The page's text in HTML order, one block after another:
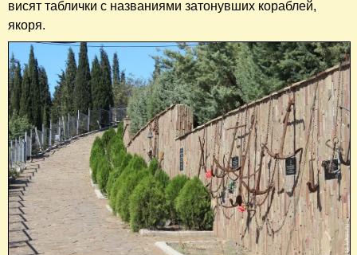
висят таблички с названиями затонувших кораблей,
якоря.